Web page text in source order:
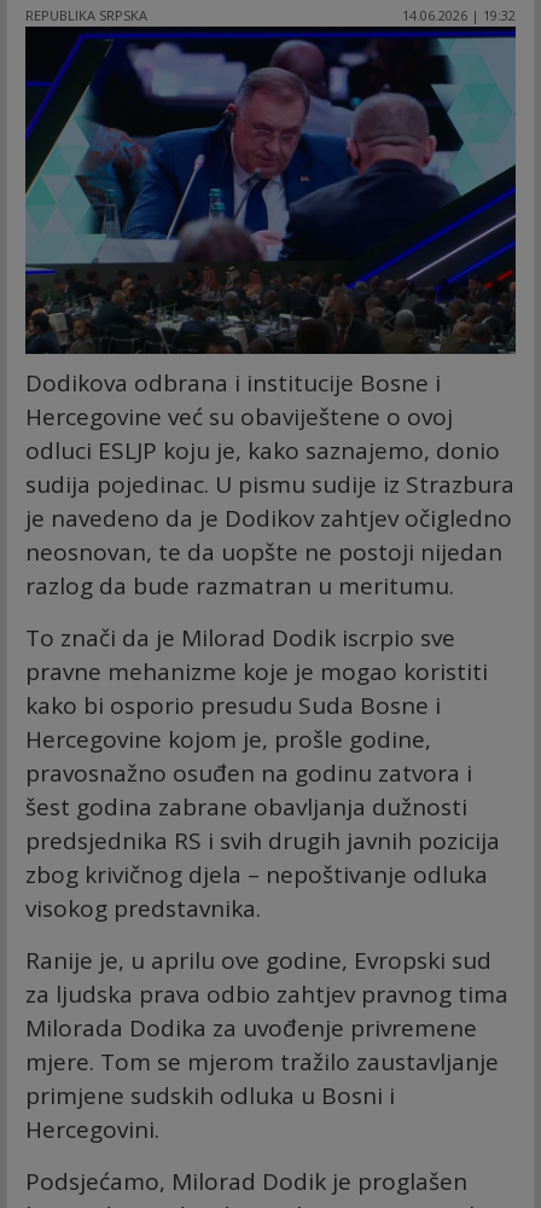
REPUBLIKA SRPSKA 14.06.2026 | 19:32
Dodikova odbrana i institucije Bosne i
Hercegovine već su obaviještene o ovoj
odluci ESLJP koju je, kako saznajemo, donio
sudija pojedinac. U pismu sudije iz Strazbura
je navedeno da je Dodikov zahtjev očigledno
neosnovan, te da uopšte ne postoji nijedan
razlog da bude razmatran u meritumu.
To znači da je Milorad Dodik iscrpio sve
pravne mehanizme koje je mogao koristiti
kako bi osporio presudu Suda Bosne i
Hercegovine kojom je, prošle godine,
pravosnažno osuđen na godinu zatvora i
šest godina zabrane obavljanja dužnosti
predsjednika RS i svih drugih javnih pozicija
zbog krivičnog djela – nepoštivanje odluka
visokog predstavnika.
Ranije je, u aprilu ove godine, Evropski sud
za ljudska prava odbio zahtjev pravnog tima
Milorada Dodika za uvođenje privremene
mjere. Tom se mjerom tražilo zaustavljanje
primjene sudskih odluka u Bosni i
Hercegovini.
Podsjećamo, Milorad Dodik je proglašen